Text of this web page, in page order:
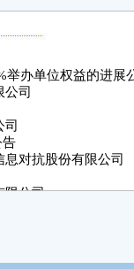
举办单位权益的进展
司
告
对抗股份有限公司
限公司
司股份超过1%的提